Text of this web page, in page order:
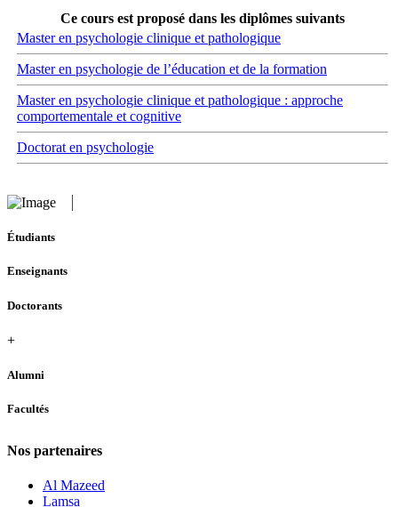
Ce cours est proposé dans les diplômes suivants
Master en psychologie clinique et pathologique
Master en psychologie de l’éducation et de la formation
Master en psychologie clinique et pathologique : approche
comportementale et cognitive
Doctorat en psychologie
Étudiants
Enseignants
Doctorants
+
Alumni
Facultés
Nos partenaires
Al Mazeed
Lamsa